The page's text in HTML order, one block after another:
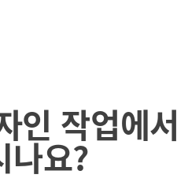
인 작업에
나요?